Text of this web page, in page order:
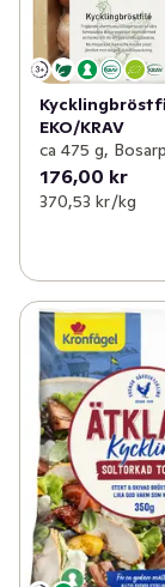
EKO/KRAV
ca 475 g, Bosarp
176,00 kr
370,53 kr /kg